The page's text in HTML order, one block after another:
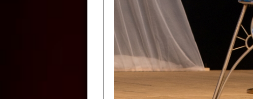
Народный цирковой коллектив
Григориопольского района,
Приднестровской Молдавской
Народный цирковой коллектив
Слободзейского района,
Приднестровской
Казавчинская;